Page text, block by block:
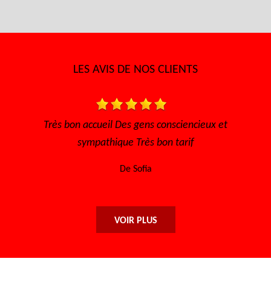
LES AVIS DE NOS CLIENTS
Je recommande ce garage sérieux et prix
VOIR PLUS